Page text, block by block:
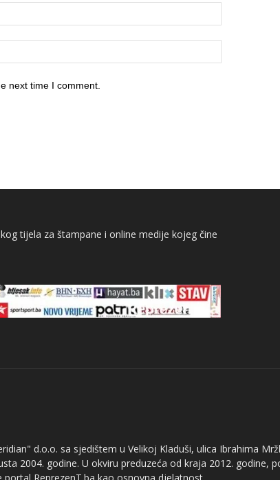
next time I comment.
tijela za štampane i online medije kojeg čine
d.o.o. sa sjedištem u Velikoj Kladuši, ulica Ibrahima
2004. godine. U okviru preduzeća od kraja 2012. godine,